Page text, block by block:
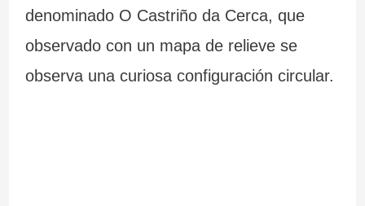
denominado O Castriño da Cerca, que
observado con un mapa de relieve se
observa una curiosa configuración circular.